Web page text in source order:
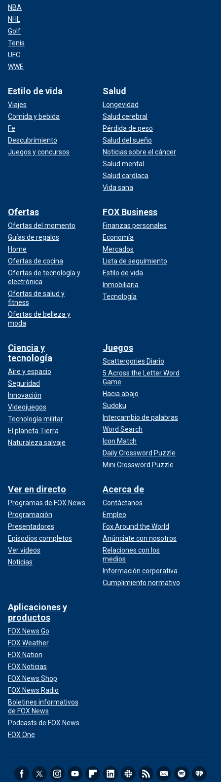
NBA
NHL
Golf
Tenis
UFC
WWE
Estilo de vida
Viajes
Comida y bebida
Fe
Descubrimiento
Juegos y concursos
Salud
Longevidad
Salud cerebral
Pérdida de peso
Salud del sueño
Noticias sobre el cáncer
Salud mental
Salud cardíaca
Vida sana
Ofertas
Ofertas del momento
Guías de regalos
Home
Ofertas de cocina
Ofertas de tecnología y
electrónica
Ofertas de salud y
fitness
Ofertas de belleza y
moda
FOX Business
Finanzas personales
Economía
Mercados
Lista de seguimiento
Estilo de vida
Inmobiliaria
Tecnología
Ciencia y
tecnología
Aire y espacio
Seguridad
Innovación
Videojuegos
Tecnología militar
El planeta Tierra
Naturaleza salvaje
Juegos
Scattergories Diario
5 Across the Letter Word
Game
Hacia abajo
Sudoku
Intercambio de palabras
Word Search
Icon Match
Daily Crossword Puzzle
Mini Crossword Puzzle
Ver en directo
Programas de FOX News
Programación
Presentadores
Episodios completos
Ver vídeos
Noticias
Acerca de
Contáctanos
Empleo
Fox Around the World
Anúnciate con nosotros
Relaciones con los
medios
Información corporativa
Cumplimiento normativo
Aplicaciones y
productos
FOX News Go
FOX Weather
FOX Nation
FOX Noticias
FOX News Shop
FOX News Radio
Boletines informativos
de FOX News
Podcasts de FOX News
FOX One